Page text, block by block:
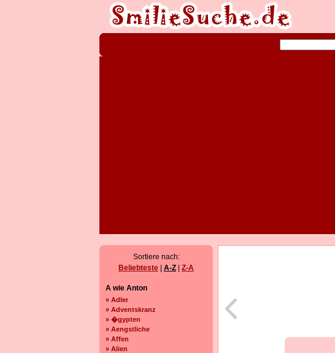
Sortiere nach:
Beliebteste
A-Z Z-A
A wie Anton
» Adler
» Adventskranz
» �gypten
» Aengstliche
» Affen
» Alien